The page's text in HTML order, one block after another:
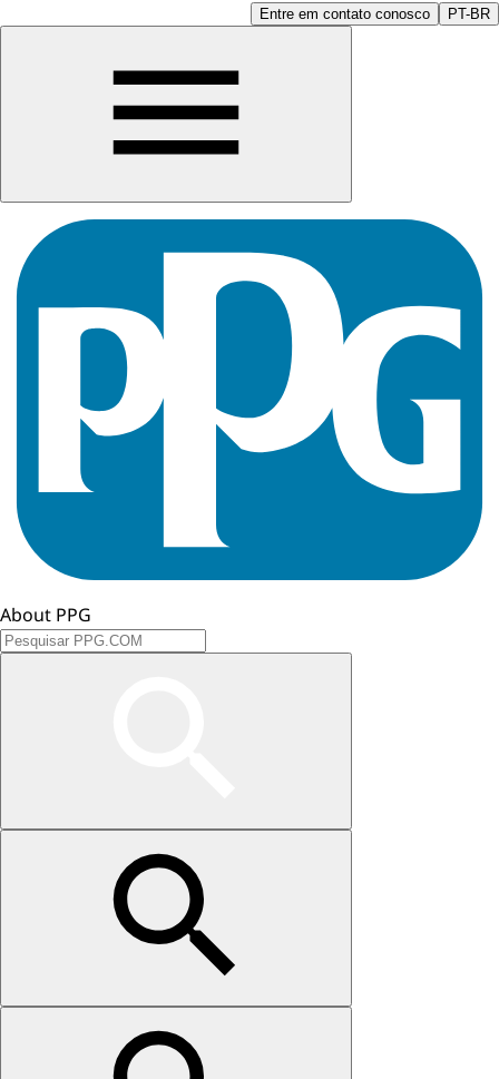
Entre em contato conosco PT-BR
About PPG